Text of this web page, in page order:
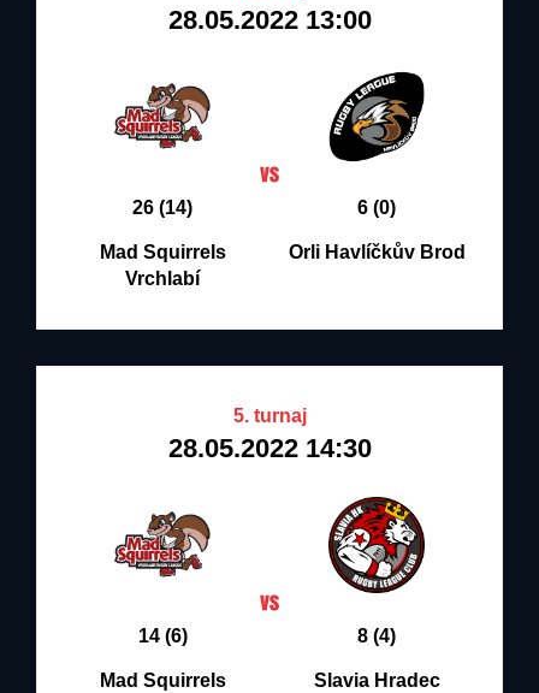
28.05.2022 13:00
26 (14)
Mad Squirrels
Vrchlabí
6 (0)
Orli Havlíčkův Brod
5. turnaj
28.05.2022 14:30
14 (6)
Mad Squirrels
8 (4)
Slavia Hradec